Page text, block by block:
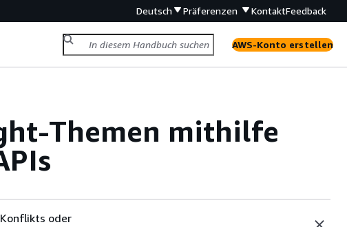
Deutsch Präferenzen KontaktFeedback
AWS-Konto erstellen
Themen mithilfe
oder